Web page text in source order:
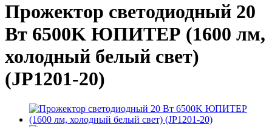
Прожектор светодиодный 20
Вт 6500K ЮПИТЕР (1600 лм,
холодный белый свет)
(JP1201-20)